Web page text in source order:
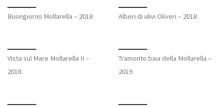
Buongiorno Mollarella – 2018 Alberi di ulivi Oliveri – 2018
Vista sul Mare Mollarella II –
2018
Tramonto baia della Mollarella –
2019